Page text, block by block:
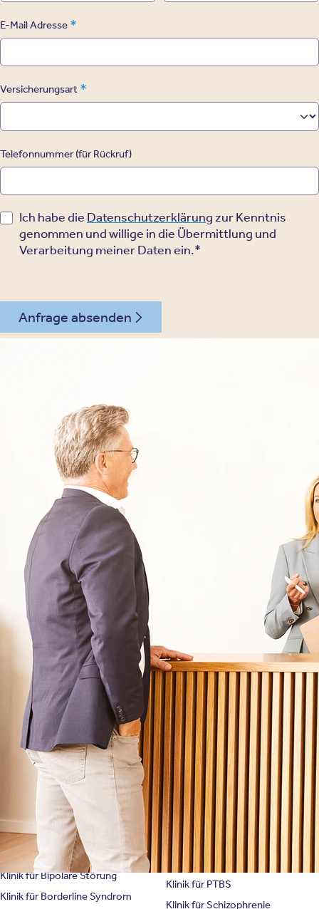
E-Mail Adresse *
Versicherungsart *
Telefonnummer (für Rückruf)
Ich habe die Datenschutzerklärung zur Kenntnis
genommen und willige in die Übermittlung und
Verarbeitung meiner Daten ein.*
Anfrage absenden
Informationen
Für Patienten
Für Zuweiser
Für Angehörige
Über Oberberg
Kliniken für Kinder & Jugendlichen
Krankheitsbilder & Therapien
Behandlungsfelder
Therapien
Symptome & Beschwerden
Selbsttests
Presse
Bewertungen
Karriere
Unternehmensfakten
Spezialisierte Kliniken
Klinik für Depression
Klinik für Burnout
Klinik für Angststörung
Klinik für Zwangsstörung
Klinik für Persönlichkeitsstörung
Klinik für Bipolare Störung
Klinik für Borderline Syndrom
Suchtklinik
Klinik für Anorexie
Klinik für Erschöpfung
Klinik für Essstörung
Klinik für Mediensucht
Klinik für Psychose
Klinik für PTBS
Klinik für Schizophrenie